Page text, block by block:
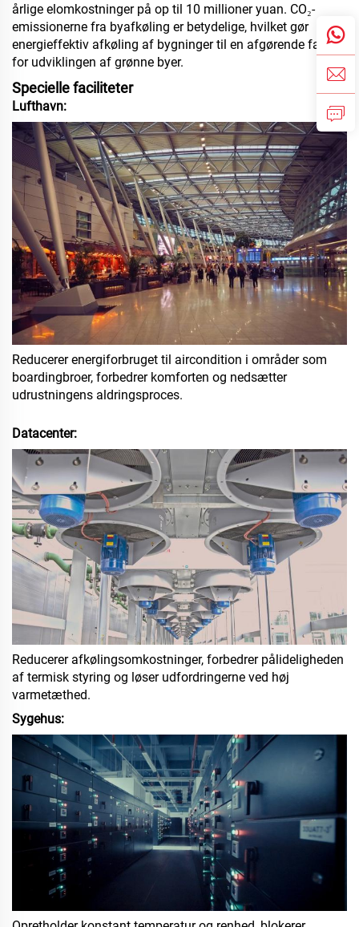
årlige elomkostninger på op til 10 millioner yuan. CO₂-
emissionerne fra byafkøling er betydelige, hvilket gør
energieffektiv afkøling af bygninger til en afgørende faktor
for udviklingen af grønne byer.
Specielle faciliteter
Lufthavn:
Reducerer energiforbruget til aircondition i områder som
boardingbroer, forbedrer komforten og nedsætter
udrustningens aldringsproces.
Datacenter:
Reducerer afkølingsomkostninger, forbedrer pålideligheden
af termisk styring og løser udfordringerne ved høj
varmetæthed.
Sygehus: